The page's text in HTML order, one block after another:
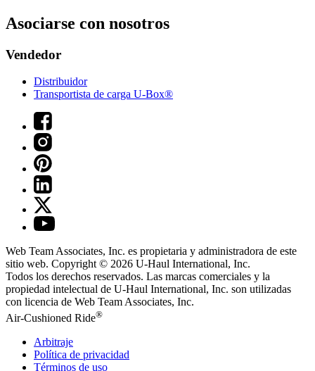
Asociarse con nosotros
Vendedor
Distribuidor
Transportista de carga U-Box®
Web Team Associates, Inc. es propietaria y administradora de este
sitio web. Copyright © 2026 U-Haul International, Inc.
Todos los derechos reservados. Las marcas comerciales y la
propiedad intelectual de U-Haul International, Inc. son utilizadas
con licencia de Web Team Associates, Inc.
Air-Cushioned Ride®
Arbitraje
Política de privacidad
Términos de uso